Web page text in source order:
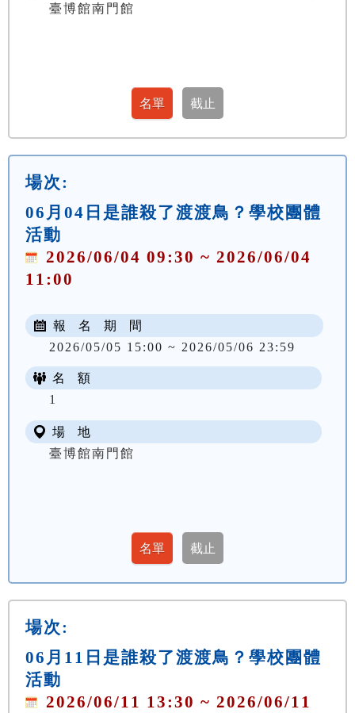
臺博館南門館
場次:
06月04日是誰殺了渡渡鳥？學校團體
活動
2026/06/04 09:30 ~ 2026/06/04
11:00
報 名 期 間
2026/05/05 15:00 ~ 2026/05/06 23:59
名 額
1
場 地
臺博館南門館
場次:
06月11日是誰殺了渡渡鳥？學校團體
活動
2026/06/11 13:30 ~ 2026/06/11